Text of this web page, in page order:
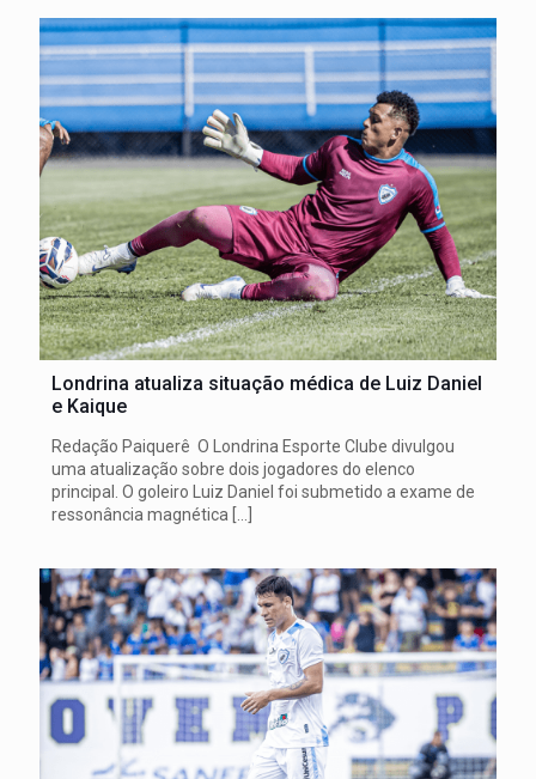
Londrina atualiza situação médica de Luiz Daniel
e Kaique
Redação Paiquerê O Londrina Esporte Clube divulgou
uma atualização sobre dois jogadores do elenco
principal. O goleiro Luiz Daniel foi submetido a exame de
ressonância magnética